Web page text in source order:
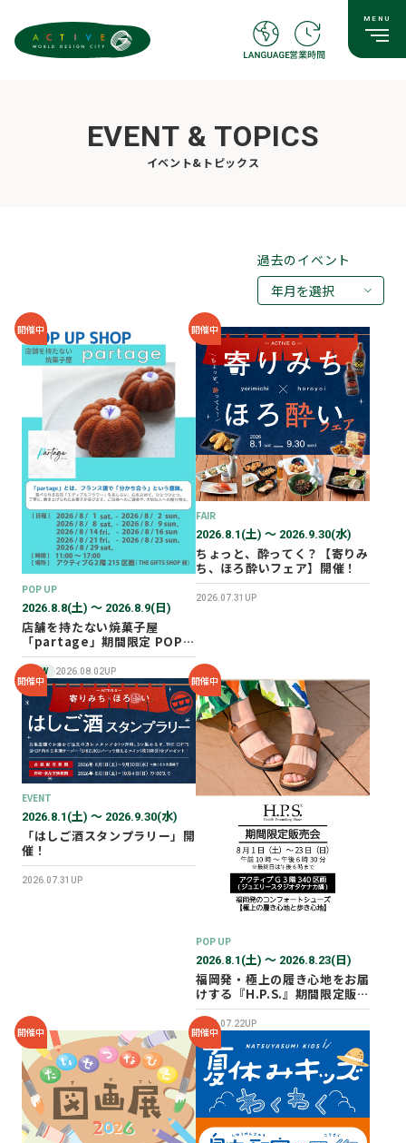
EVENT & TOPICS
イベント&トピックス
過去のイベント
年月を選択
2026年07月
2026年05月
2026年03月
2026年02月
2025年12月
2025年11月
2025年10月
開催中
POP UP
2026.8.8(土) 〜 2026.8.9(日)
店舗を持たない焼菓子屋
「partage」期間限定 POP
UP SHOP オープン！
NEW 2026.08.02UP
開催中
FAIR
2026.8.1(土) 〜 2026.9.30(水)
ちょっと、酔ってく？【寄りみ
ち、ほろ酔いフェア】開催！
2026.07.31UP
開催中
EVENT
2026.8.1(土) 〜 2026.9.30(水)
「はしご酒スタンプラリー」開
催！
2026.07.31UP
開催中
POP UP
2026.8.1(土) 〜 2026.8.23(日)
福岡発・極上の履き心地をお届
けする『H.P.S.』期間限定販売
会を開催✨
2026.07.22UP
開催中 開催中